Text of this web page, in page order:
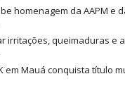
homenagem da AAPM e
irritações, queimaduras e
em Mauá conquista título